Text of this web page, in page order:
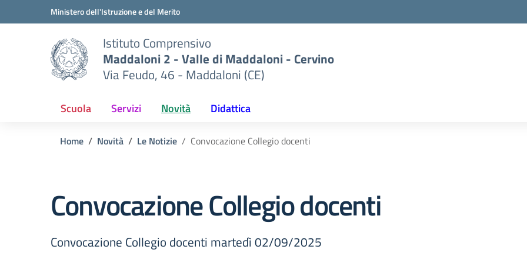
Vai ai contenuti
Vai al menu di navigazioneMinistero dell'Istruzione e del Merito
Istituto Comprensivo
Maddaloni 2 - Valle di Maddaloni - Cervino
Via Feudo, 46 - Maddaloni (CE)
Scuola Servizi Novità Didattica
Home Novità Le Notizie Convocazione Collegio docenti
Convocazione Collegio docenti
Convocazione Collegio docenti martedì 02/09/2025